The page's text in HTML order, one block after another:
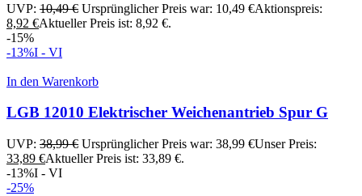
UVP: 10,49€ Ursprünglicher Preis war: 10,49 €Aktionspreis:
8,92 €Aktueller Preis ist: 8,92 €.
-15%
-13%I - VI
In den Warenkorb
LGB 12010 Elektrischer Weichenantrieb Spur G
UVP: 38,99€ Ursprünglicher Preis war: 38,99 €Unser Preis:
33,89 €Aktueller Preis ist: 33,89 €.
-13%I - VI
-25%